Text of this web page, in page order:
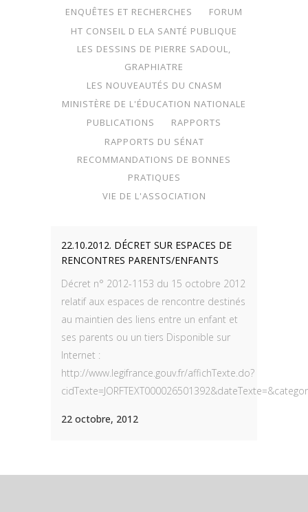
ENQUÊTES ET RECHERCHES
FORUM
HT CONSEIL D ELA SANTÉ PUBLIQUE
LES DESSINS DE PIERRE SADOUL,
GRAPHIATRE
LES NOUVEAUTÉS DU CNASM
MINISTÈRE DE L'ÉDUCATION NATIONALE
PUBLICATIONS
RAPPORTS
RAPPORTS DU SÉNAT
RECOMMANDATIONS DE BONNES
PRATIQUES
VIE DE L'ASSOCIATION
22.10.2012. DÉCRET SUR ESPACES DE
RENCONTRES PARENTS/ENFANTS
Décret n° 2012-1153 du 15 octobre 2012
relatif aux espaces de rencontre destinés
au maintien des liens entre un enfant et
ses parents ou un tiers Disponible sur
Internet :
http://www.legifrance.gouv.fr/affichTexte.do?
22 octobre, 2012